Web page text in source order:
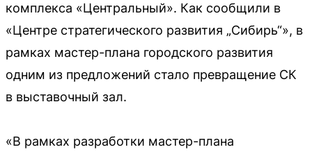
комплекса «Центральный». Как сообщили в
«Центре стратегического развития „Сибирь“», в
рамках мастер-плана городского развития
одним из предложений стало превращение СК
в выставочный зал.
«В рамках разработки мастер-плана